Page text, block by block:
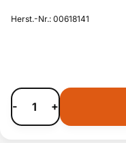
Herst.-Nr.: 00618141
- +